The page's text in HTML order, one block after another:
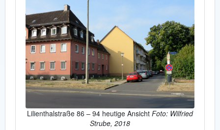
Lilienthalstraße 86 – 94 heutige Ansicht Foto: Wilfried
Strube, 2018